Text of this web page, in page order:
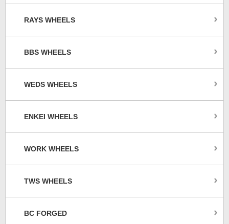
RAYS WHEELS
BBS WHEELS
WEDS WHEELS
ENKEI WHEELS
WORK WHEELS
TWS WHEELS
BC FORGED